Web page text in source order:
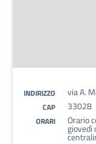
INDIRIZZO via A.
CAP 33028
ORARI Orario
giovedì